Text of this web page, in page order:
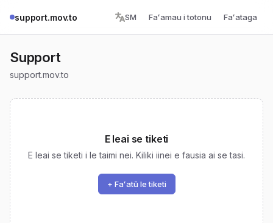
support.mov.to SM Faʻamau i totonu Faʻataga
Support
support.mov.to
E leai se tiketi
E leai se tiketi i le taimi nei. Kiliki iinei e fausia ai se tasi.
+ Faʻatū le tiketi